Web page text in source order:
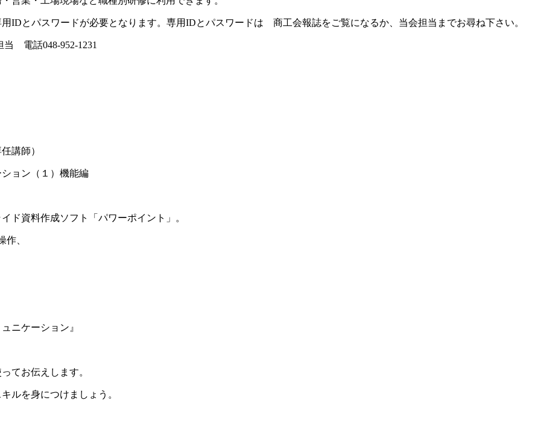
IDとパスワードが必要となります。専用IDとパスワードは 商工会報誌をご覧になるか、当会担当までお尋ね下さい。
電話048-952-1231
講師）
ョン（１）機能編
ド資料作成ソフト「パワーポイント」。
、
ニケーション』
てお伝えします。
ルを身につけましょう。